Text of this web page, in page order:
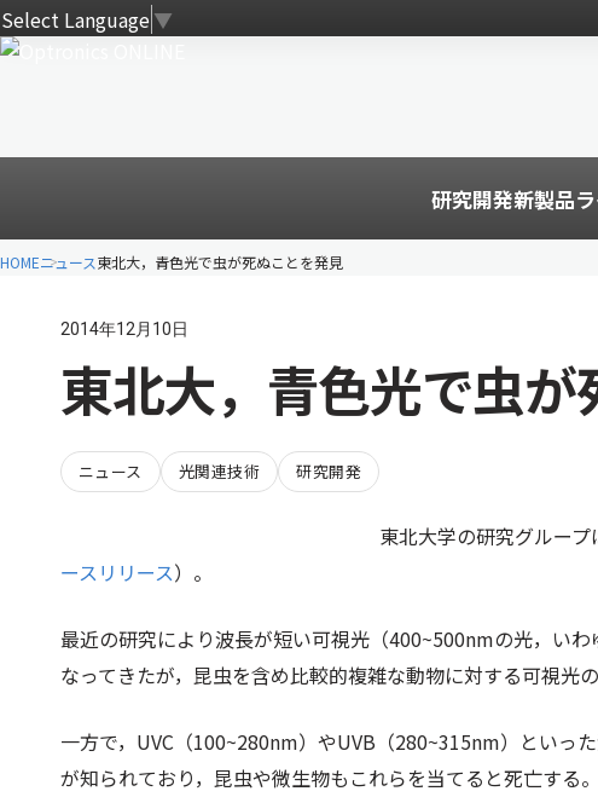
Select Language▼
研究開発新製品
HOMEニュース東北大，青色光で虫が死ぬことを発見
2014年12月10日
東北大，青色光で虫
ニュース 光関連技術 研究開発
東北大学の研究グルー
ースリリース）。
最近の研究により波長が短い可視光（400~500nmの光，い
なってきたが，昆虫を含め比較的複雑な動物に対する可視光
一方で，UVC（100~280nm）やUVB（280~315nm）といっ
が知られており，昆虫や微生物もこれらを当てると死亡する